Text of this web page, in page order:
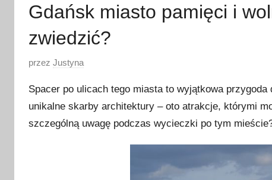
Gdańsk miasto pamięci i
zwiedzić?
O
u
b
l
przez Justyna
Spacer po ulicach tego miasta to wyjątkowa
unikalne skarby architektury – oto atrakcje, którymi
szczególną uwagę podczas wycieczki po tym